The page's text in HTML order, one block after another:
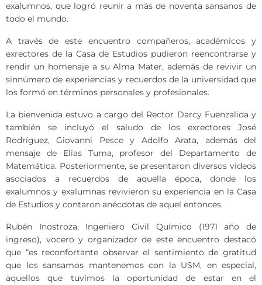
exalumnos, que logró reunir a más de noventa sansanos de
todo el mundo.
A través de este encuentro compañeros, académicos y
exrectores de la Casa de Estudios pudieron reencontrarse y
rendir un homenaje a su Alma Mater, además de revivir un
sinnúmero de experiencias y recuerdos de la universidad que
los formó en términos personales y profesionales.
La bienvenida estuvo a cargo del Rector Darcy Fuenzalida y
también se incluyó el saludo de los exrectores José
Rodríguez, Giovanni Pesce y Adolfo Arata, además del
mensaje de Elias Tuma, profesor del Departamento de
Matemática. Posteriormente, se presentaron diversos videos
asociados a recuerdos de aquella época, donde los
exalumnos y exalumnas revivieron su experiencia en la Casa
de Estudios y contaron anécdotas de aquel entonces.
Rubén Inostroza, Ingeniero Civil Químico (1971 año de
ingreso), vocero y organizador de este encuentro destacó
que “es reconfortante observar el sentimiento de gratitud
que los sansamos mantenemos con la USM, en especial,
aquellos que tuvimos la oportunidad de estar en el